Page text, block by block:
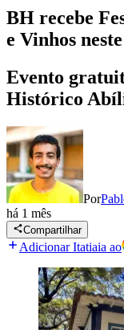
BH recebe
e Vinhos
Evento
Histórico
Por
há 1 mês
Compartilhar
Adicionar Itatiaia ao